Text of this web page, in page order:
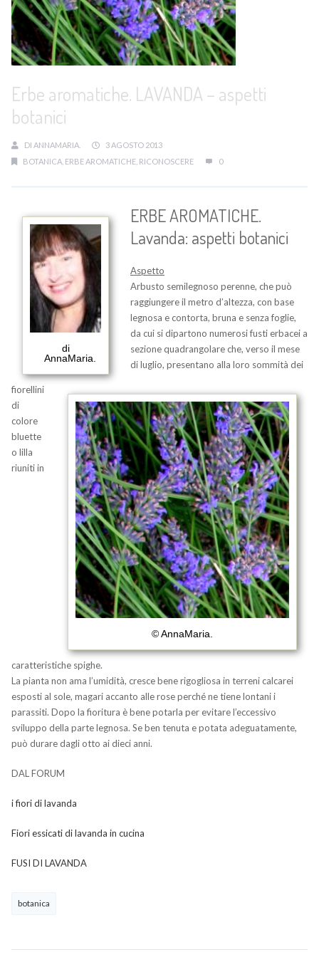
Erbe aromatiche. LAVANDA – aspetti
botanici
DI ANNAMARIA.
3 AGOSTO 2013
BOTANICA ERBE AROMATICHE RICONOSCERE 0
di
AnnaMaria.
ERBE AROMATICHE.
Lavanda: aspetti botanici
© AnnaMaria.
Aspetto
Arbusto semilegnoso perenne, che può
raggiungere il metro d’altezza, con base
legnosa e contorta, bruna e senza foglie,
da cui si dipartono numerosi fusti erbacei a
sezione quadrangolare che, verso il mese
di luglio, presentano alla loro sommità dei
fiorellini
di
colore
bluette
o lilla
riuniti in
caratteristiche spighe.
La pianta non ama l’umidità, cresce bene rigogliosa in terreni calcarei
esposti al sole, magari accanto alle rose perché ne tiene lontani i
parassiti. Dopo la fioritura è bene potarla per evitare l’eccessivo
sviluppo della parte legnosa. Se ben tenuta e potata adeguatamente,
può durare dagli otto ai dieci anni.
DAL FORUM
i fiori di lavanda
Fiori essicati di lavanda in cucina
FUSI DI LAVANDA
botanica